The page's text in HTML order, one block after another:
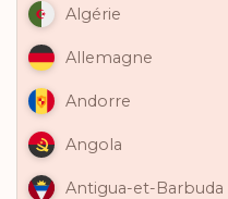
Algérie
Allemagne
Andorre
Angola
Antigua-et-Barbuda